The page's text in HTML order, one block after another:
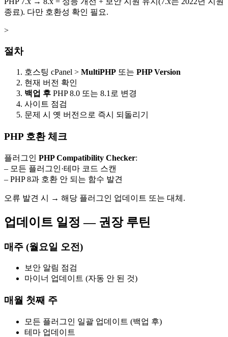
종료). 다만 호환성 확인 필요.
>
절차
호스팅 cPanel > MultiPHP 또는 PHP Version
현재 버전 확인
백업 후 PHP 8.0 또는 8.1로 변경
사이트 점검
문제 시 옛 버전으로 즉시 되돌리기
PHP 호환 체크
플러그인 PHP Compatibility Checker:
– 모든 플러그인·테마 코드 스캔
– PHP 8과 호환 안 되는 함수 발견
오류 발견 시 → 해당 플러그인 업데이트 또는 대체.
업데이트 일정 — 권장 루틴
매주 (월요일 오전)
보안 알림 점검
마이너 업데이트 (자동 안 된 것)
매월 첫째 주
모든 플러그인 일괄 업데이트 (백업 후)
테마 업데이트